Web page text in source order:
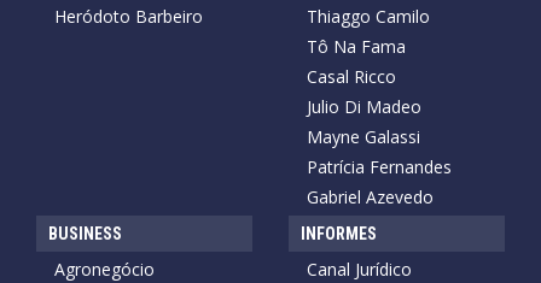
Heródoto Barbeiro
Thiaggo Camilo
Tô Na Fama
Casal Ricco
Julio Di Madeo
Mayne Galassi
Patrícia Fernandes
Gabriel Azevedo
BUSINESS
Agronegócio
INFORMES
Canal Jurídico